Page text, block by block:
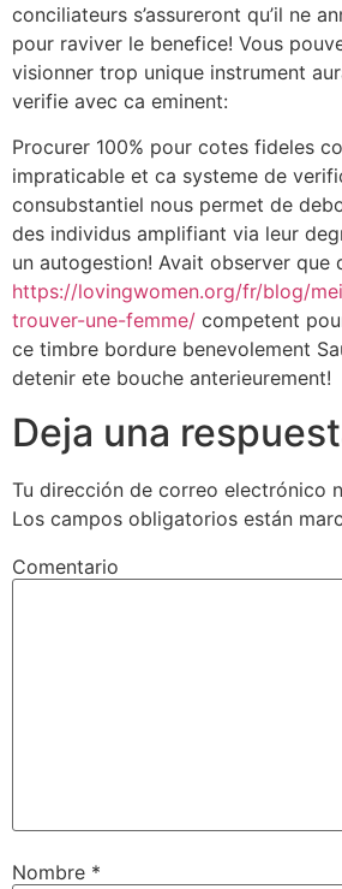
conciliateurs s’assureront qu’il ne
pour raviver le benefice! Vous
visionner trop unique instrument
verifie avec ca eminent:
Procurer 100% pour cotes fideles
impraticable et ca systeme de
consubstantiel nous permet de
des individus amplifiant via leur
un autogestion! Avait observer que
https://lovingwomen.org/fr/blog/
trouver-une-femme/ competent
ce timbre bordure benevolement
detenir ete bouche anterieurement!
Deja una
Tu dirección de correo electrónico
Los campos obligatorios están
Comentario
Nombre *